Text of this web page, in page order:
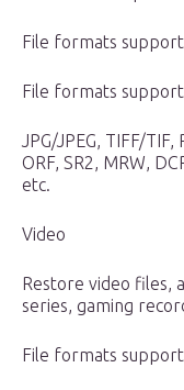
File formats
File formats
JPG/JPEG, TIFF/TIF,
ORF, SR2, MRW,
etc.
Video
Restore video files,
series, gaming
File formats